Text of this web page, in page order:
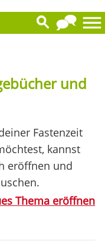
und
Fastenzeit
kannst
eröffnen und
Thema eröffnen